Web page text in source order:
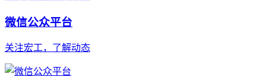
微信公众平台
关注宏工，了解动态